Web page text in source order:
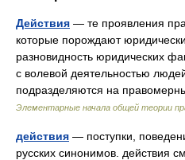
Действия — те проявления
которые порождают
разновидность юридических
с волевой деятельностью
подразделяются на
Элементарные начала общей теории
действия — поступки,
русских синонимов. действия